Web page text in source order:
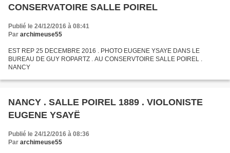
CONSERVATOIRE SALLE POIREL
Publié le 24/12/2016 à 08:41
Par archimeuse55
EST REP 25 DECEMBRE 2016 . PHOTO EUGENE YSAYE DANS LE
BUREAU DE GUY ROPARTZ . AU CONSERVTOIRE SALLE POIREL .
NANCY
NANCY . SALLE POIREL 1889 . VIOLONISTE
EUGENE YSAYË
Publié le 24/12/2016 à 08:36
Par archimeuse55